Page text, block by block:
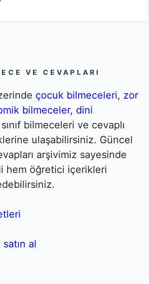
VE CEVAPLARI
çocuk bilmeceleri, zor
bilmeceler, dini
bilmeceleri ve cevaplı
ulaşabilirsiniz. Güncel
arşivimiz sayesinde
hem öğretici içerikleri
al